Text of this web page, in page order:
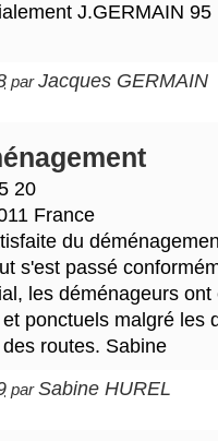
J.GERMAIN
parJacques GERMAIN
20
France
du
s'est passé
les déménageurs ont
ponctuels malgré les
routes. Sabine
parSabine HUREL